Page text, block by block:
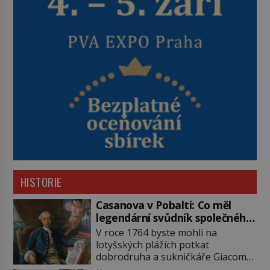
HISTORIE
Casanova v Pobaltí: Co měl
legendární svůdník společného
se svobodnými zednáři?
V roce 1764 byste mohli na
lotyšských plážích potkat
dobrodruha a sukničkáře Giacoma